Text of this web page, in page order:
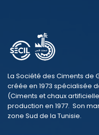
La Société des Ciments de
créée en 1973 spécialisée
(Ciments et chaux
production en 1977. Son
zone Sud de la Tunisie.